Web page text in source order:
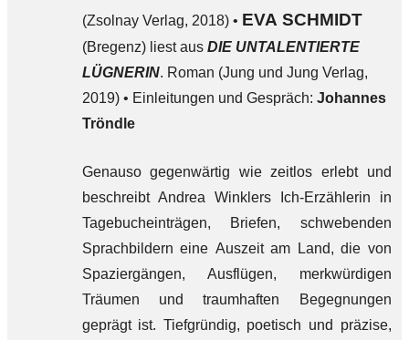
(Zsolnay Verlag, 2018) • EVA SCHMIDT
(Bregenz) liest aus DIE UNTALENTIERTE
LÜGNERIN. Roman (Jung und Jung Verlag,
2019) • Einleitungen und Gespräch: Johannes
Tröndle
Genauso gegenwärtig wie zeitlos erlebt und
beschreibt Andrea Winklers Ich-Erzählerin in
Tagebucheinträgen, Briefen, schwebenden
Sprachbildern eine Auszeit am Land, die von
Spaziergängen, Ausflügen, merkwürdigen
Träumen und traumhaften Begegnungen
geprägt ist. Tiefgründig, poetisch und präzise,